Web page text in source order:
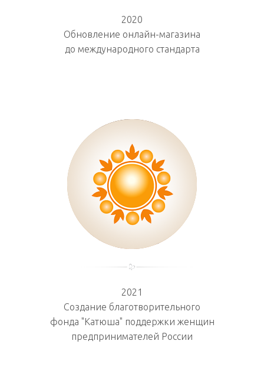
2020
Обновление онлайн-магазина
до международного стандарта
2021
Создание благотворительного
фонда "Катюша" поддержки женщин
предпринимателей России